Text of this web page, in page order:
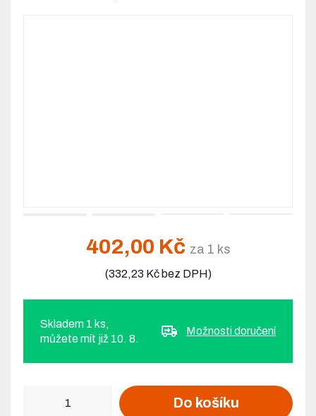
402,00 Kč za 1 ks
(332,23 Kč bez DPH)
Skladem 1 ks,
můžete mít již 10. 8.
Možnosti doručení
Do košíku